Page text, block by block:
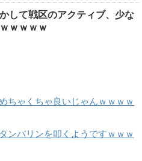
かして戦区のアクティブ、少な
ｗｗｗｗ
ちゃくちゃ良いじゃんｗｗｗｗ
ンバリンを叩くようですｗｗｗ